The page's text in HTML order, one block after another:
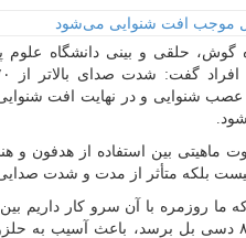
گوش، حلقی و بینی دانشگاه علوم
شنوایی و در نهایت افت
ماهیتی بین استفاده از هدفون
بلکه متأثر از مدت و شدت
قدرت صدا بالا باشد و به ۷۰یا ۸۰ دسی بل